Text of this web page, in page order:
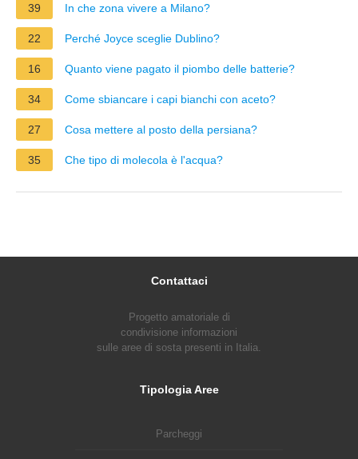
39 In che zona vivere a Milano?
22 Perché Joyce sceglie Dublino?
16 Quanto viene pagato il piombo delle batterie?
34 Come sbiancare i capi bianchi con aceto?
27 Cosa mettere al posto della persiana?
35 Che tipo di molecola è l'acqua?
Contattaci
Progetto amatoriale di
condivisione informazioni
sulle aree di sosta presenti in Italia.
Tipologia Aree
Parcheggi